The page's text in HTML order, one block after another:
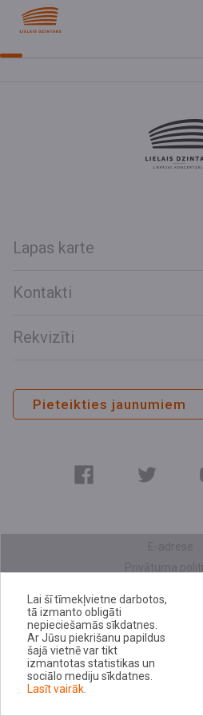
Lapas karte
Kontakti
Rekvizīti
Pieteikties jaunumiem
Piekļūstamības
Lai šī tīmekļvietne darbotos,
tā izmanto obligāti
nepieciešamās sīkdatnes.
Ar Jūsu piekrišanu papildus
šajā vietnē var tikt
izmantotas statistikas un
sociālo mediju sīkdatnes.
Lasīt vairāk.